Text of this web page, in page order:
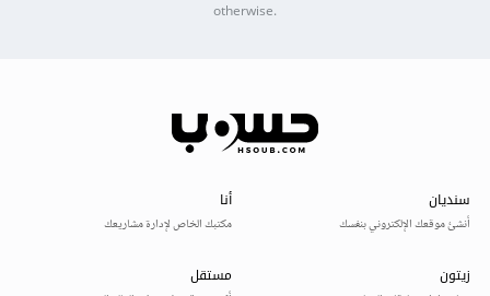
otherwise.